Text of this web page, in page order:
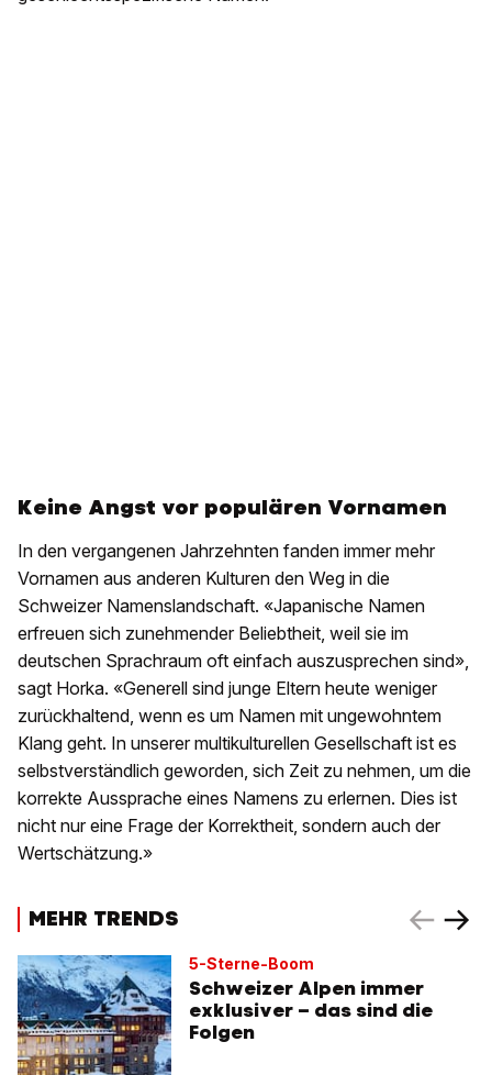
Keine Angst vor populären Vornamen
In den vergangenen Jahrzehnten fanden immer mehr
Vornamen aus anderen Kulturen den Weg in die
Schweizer Namenslandschaft. «Japanische Namen
erfreuen sich zunehmender Beliebtheit, weil sie im
deutschen Sprachraum oft einfach auszusprechen sind»,
sagt Horka. «Generell sind junge Eltern heute weniger
zurückhaltend, wenn es um Namen mit ungewohntem
Klang geht. In unserer multikulturellen Gesellschaft ist es
selbstverständlich geworden, sich Zeit zu nehmen, um die
korrekte Aussprache eines Namens zu erlernen. Dies ist
nicht nur eine Frage der Korrektheit, sondern auch der
Wertschätzung.»
MEHR TRENDS
5-Sterne-Boom
Schweizer Alpen immer
exklusiver – das sind die
Folgen